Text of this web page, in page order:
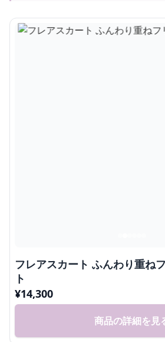
フレアスカート ふんわり重ね
ト
¥14,300
商品の詳細を見